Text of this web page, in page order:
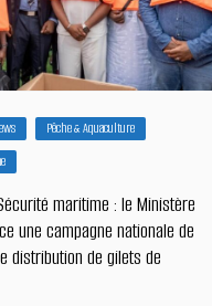
Pêche & Aquaculture
maritime : le Ministère
une campagne nationale de
distribution de gilets de